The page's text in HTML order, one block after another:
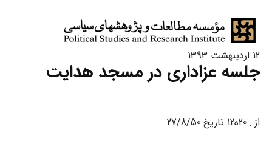
12 اردیبهشت 1393
جلسه عزادارى در مسجد هدایت
از : 20ه12 تاریخ 27/8/50